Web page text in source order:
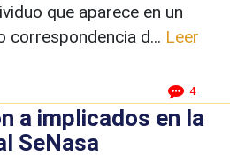
que aparece en un
correspondencia d... Leer
4
a implicados en la
SeNasa